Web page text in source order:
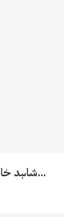
شاہد خاقان عباسی نے ’ عوام پاکستان پارٹی ‘ کی بنیاد رکھ...